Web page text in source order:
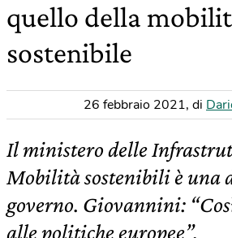
quello della
sostenibile
26 febbraio 2021, di
Il ministero delle
Mobilità sostenibili è una
governo. Giovannini:
alle politiche europee”.